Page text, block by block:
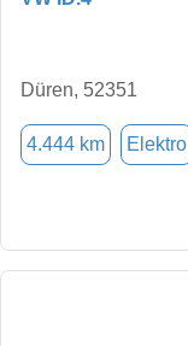
Düren, 52351
4.444 km Elektro